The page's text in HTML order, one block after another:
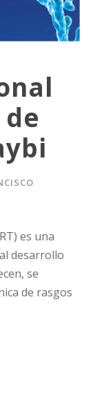
es una
desarrollo
se
de rasgos